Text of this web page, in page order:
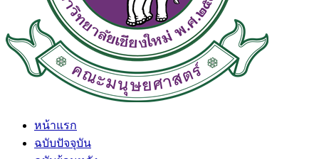
หน้าแรก
ฉบับปัจจุบัน